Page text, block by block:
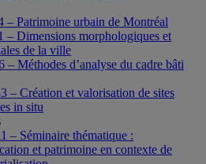
– Patrimoine urbain de Montréal
– Dimensions morphologiques et
de la ville
– Méthodes d’analyse du cadre bâti
– Création et valorisation de sites
in situ
– Séminaire thématique :
et patrimoine en contexte de